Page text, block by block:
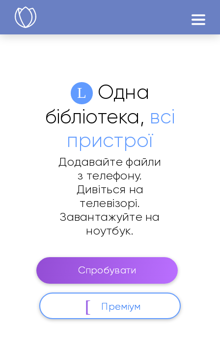
Одна
бібліотека, всі
пристрої
Додавайте файли
з телефону.
Дивіться на
телевізорі.
Завантажуйте на
ноутбук.
Спробувати
Преміум